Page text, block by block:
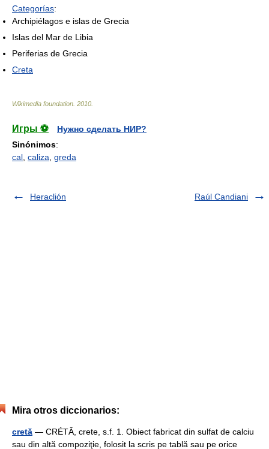
Categorías:
Archipiélagos e islas de Grecia
Islas del Mar de Libia
Periferias de Grecia
Creta
Wikimedia foundation 2010
Игры ⚽
Нужно сделать НИР?
Sinónimos:
cal caliza greda
Heraclión Raúl Candiani
Mira otros diccionarios:
cretă — CRÉTĂ, crete, s.f. 1. Obiect fabricat din sulfat de calciu
sau din altă compoziţie, folosit la scris pe tablă sau pe orice